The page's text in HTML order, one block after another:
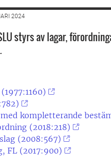
2024
styrs av lagar,
kompletterande
(2018:218)
(2008:567)
FL (2017:900)